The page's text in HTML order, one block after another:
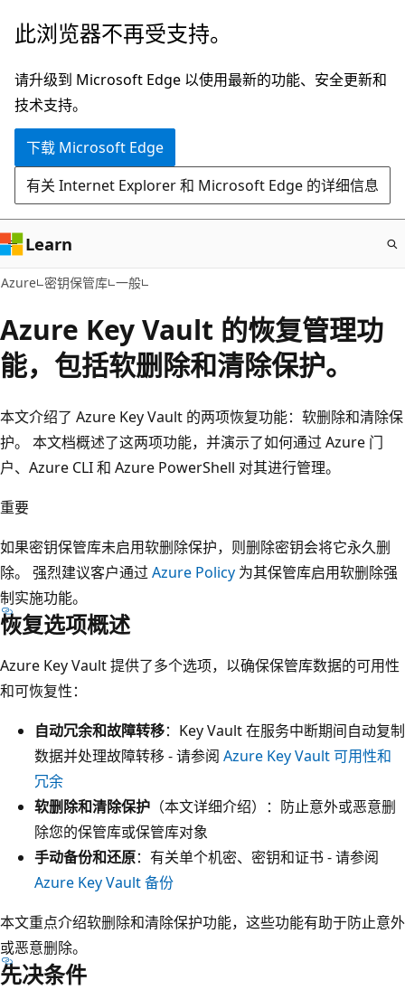
跳
主
要
内
此浏览器不再受支持。
请升级到 Microsoft Edge 以使用最新的功能、安全更新和
技术支持。
下载 Microsoft Edge
有关 Internet Explorer 和 Microsoft Edge 的详细信息
Learn
Azure 密钥保管库 一般
Azure Key Vault 的恢复管理功
能，包括软删除和清除保护。
本文介绍了 Azure Key Vault 的两项恢复功能：软删除和清除保
护。 本文档概述了这两项功能，并演示了如何通过 Azure 门
户、Azure CLI 和 Azure PowerShell 对其进行管理。
重要
如果密钥保管库未启用软删除保护，则删除密钥会将它永久删
除。 强烈建议客户通过 Azure Policy 为其保管库启用软删除强
制实施功能。
恢复选项概述
Azure Key Vault 提供了多个选项，以确保保管库数据的可用性
和可恢复性：
自动冗余和故障转移：Key Vault 在服务中断期间自动复制
数据并处理故障转移 - 请参阅 Azure Key Vault 可用性和
冗余
软删除和清除保护 （本文详细介绍）：防止意外或恶意删
除您的保管库或保管库对象
手动备份和还原：有关单个机密、密钥和证书 - 请参阅
Azure Key Vault 备份
本文重点介绍软删除和清除保护功能，这些功能有助于防止意外
或恶意删除。
先决条件